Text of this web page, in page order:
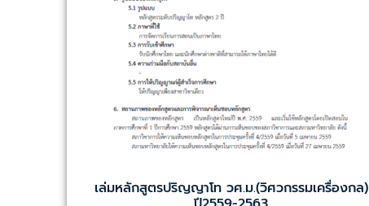
เล่มหลักสูตรปริญญาโท วศ.ม.(วิศวกรรมเครื่องกล)